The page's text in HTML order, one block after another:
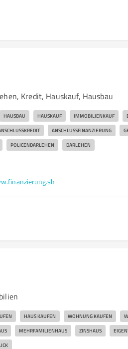
Kredit, Hauskauf, Hausbau
HAUSBAU HAUSKAUF IMMOBILIENKAUF
ANSCHLUSSFINANZIERUNG
POLICENDARLEHEN DARLEHEN
HAUS KAUFEN WOHNUNG KAUFEN
MEHRFAMILIENHAUS ZINSHAUS